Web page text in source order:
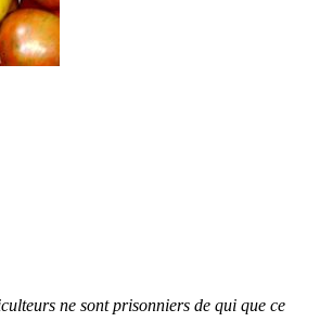
ne sont prisonniers de qui que ce